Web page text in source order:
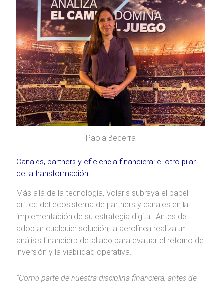
Paola Becerra
Canales, partners y eficiencia financiera: el otro pilar
de la transformación
Más allá de la tecnología, Volaris subraya el papel
crítico del ecosistema de partners y canales en la
implementación de su estrategia digital. Antes de
adoptar cualquier solución, la aerolínea realiza un
análisis financiero detallado para evaluar el retorno de
inversión y la viabilidad operativa.
“Como parte de nuestra disciplina financiera, antes de